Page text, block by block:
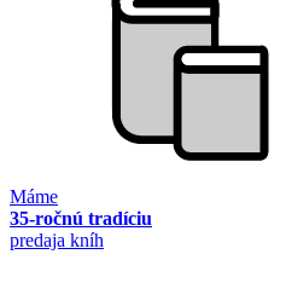
Máme
35-ročnú tradíciu
predaja kníh